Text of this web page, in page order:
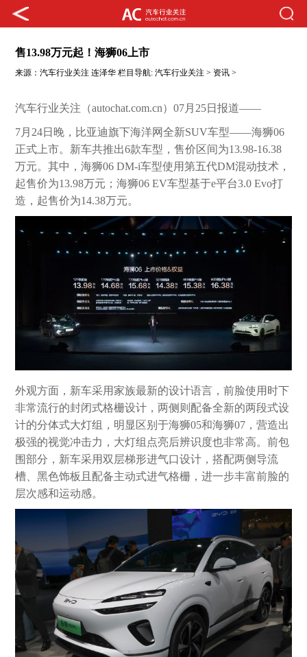
售13.98万元起！海狮06上市
来源：汽车行业关注 连泽华 栏目导航:汽车行业关注 > 资讯 >
汽车行业关注（autochat.com.cn）07月25日报道——
7月24日晚，比亚迪旗下海洋网全新SUV车型——海狮06
正式上市。新车共推出6款车型，售价区间为13.98-16.38
万元。其中，海狮06 DM-i车型使用第五代DM混动技术，
起售价为13.98万元；海狮06 EV车型基于e平台3.0 Evo打
造，起售价为14.38万元。
外观方面，新车采用家族最新的设计语言，前脸使用时下
非常流行的封闭式格栅设计，两侧则配备全新的两段式设
计的分体式大灯组，明显区别于海狮05和海狮07，营造出
极强的视觉冲击力，大灯组点亮后辨识度也非常高。前包
围部分，新车采用双层梯形进气口设计，搭配两侧导流
槽、黑色饰板且配备主动式进气格栅，进一步丰富前脸的
层次感和运动感。